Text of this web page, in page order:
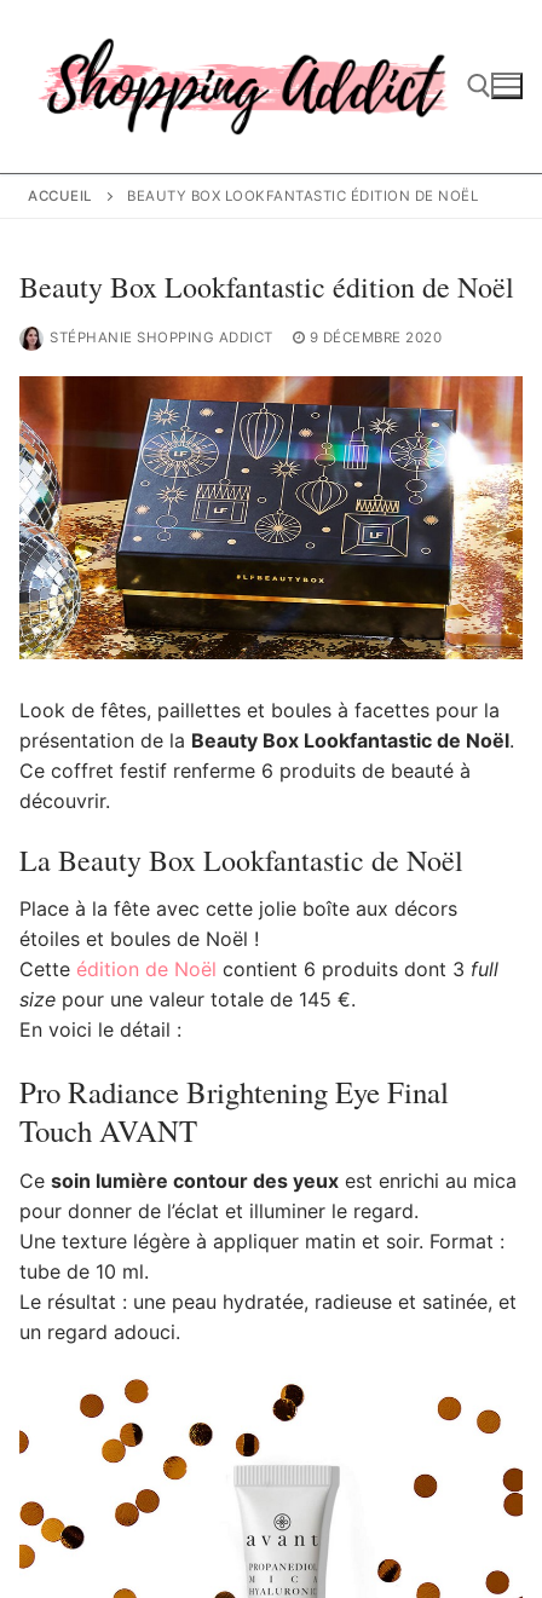
contenu
Rechercher :
ACCUEIL BEAUTY BOX LOOKFANTASTIC ÉDITION DE NOËL
Beauty Box Lookfantastic édition de Noël
STÉPHANIE SHOPPING ADDICT 9 DÉCEMBRE 2020
Look de fêtes, paillettes et boules à facettes pour la
présentation de la Beauty Box Lookfantastic de Noël.
Ce coffret festif renferme 6 produits de beauté à
découvrir.
La Beauty Box Lookfantastic de Noël
Place à la fête avec cette jolie boîte aux décors
étoiles et boules de Noël !
Cette édition de Noël contient 6 produits dont 3 full
size pour une valeur totale de 145 €.
En voici le détail :
Pro Radiance Brightening Eye Final
Touch AVANT
Ce soin lumière contour des yeux est enrichi au mica
pour donner de l’éclat et illuminer le regard.
Une texture légère à appliquer matin et soir. Format :
tube de 10 ml.
Le résultat : une peau hydratée, radieuse et satinée, et
un regard adouci.